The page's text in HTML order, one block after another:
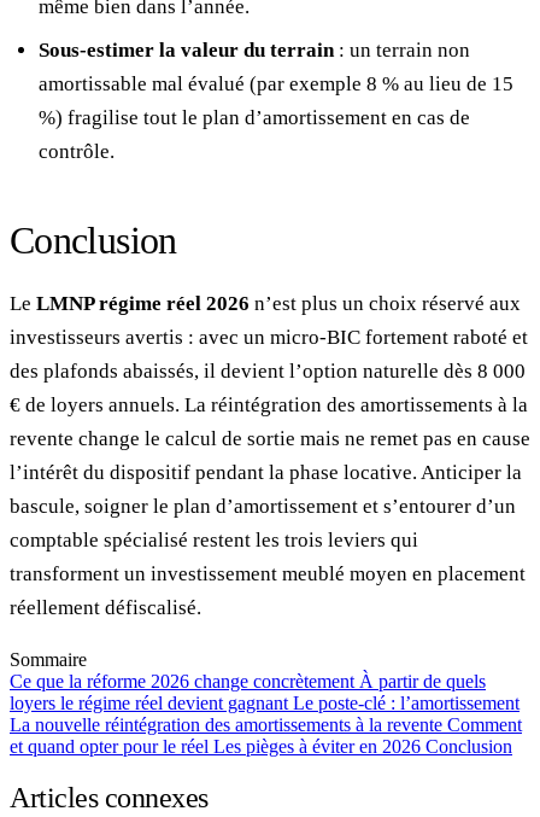
même bien dans l’année.
Sous-estimer la valeur du terrain: un terrain non
amortissable mal évalué (par exemple 8 % au lieu de 15
%) fragilise tout le plan d’amortissement en cas de
contrôle.
Conclusion
Le LMNP régime réel 2026 n’est plus un choix réservé aux
investisseurs avertis : avec un micro-BIC fortement raboté et
des plafonds abaissés, il devient l’option naturelle dès 8 000
€ de loyers annuels. La réintégration des amortissements à la
revente change le calcul de sortie mais ne remet pas en cause
l’intérêt du dispositif pendant la phase locative. Anticiper la
bascule, soigner le plan d’amortissement et s’entourer d’un
comptable spécialisé restent les trois leviers qui
transforment un investissement meublé moyen en placement
réellement défiscalisé.
Sommaire
Ce que la réforme 2026 change concrètement À partir de quels
loyers le régime réel devient gagnant Le poste-clé : l’amortissement
La nouvelle réintégration des amortissements à la revente Comment
et quand opter pour le réel Les pièges à éviter en 2026 Conclusion
Articles connexes